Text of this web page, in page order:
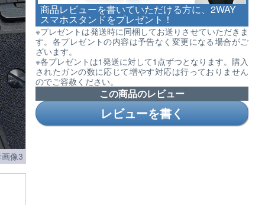
商品レビューを書いていただける方に、2WAY
スマホスタンドをプレゼント！
※プレゼントは発送時に同梱してお送りさせていただきま
す。各プレゼントの内容は予告なく変更になる場合がご
ざいます。
※各プレゼントは1発送に対して1点ずつとなります。購入
されたガンの数に応じて増やす対応は行っておりません
のでご容赦ください。
この商品のレビュー
レビューを書く
像3